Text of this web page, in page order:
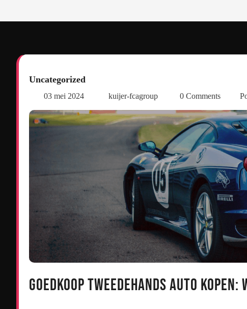
Uncategorized
03 mei 2024 kuijer-fcagroup 0 Comments
Goedkoop Tweedehands Auto